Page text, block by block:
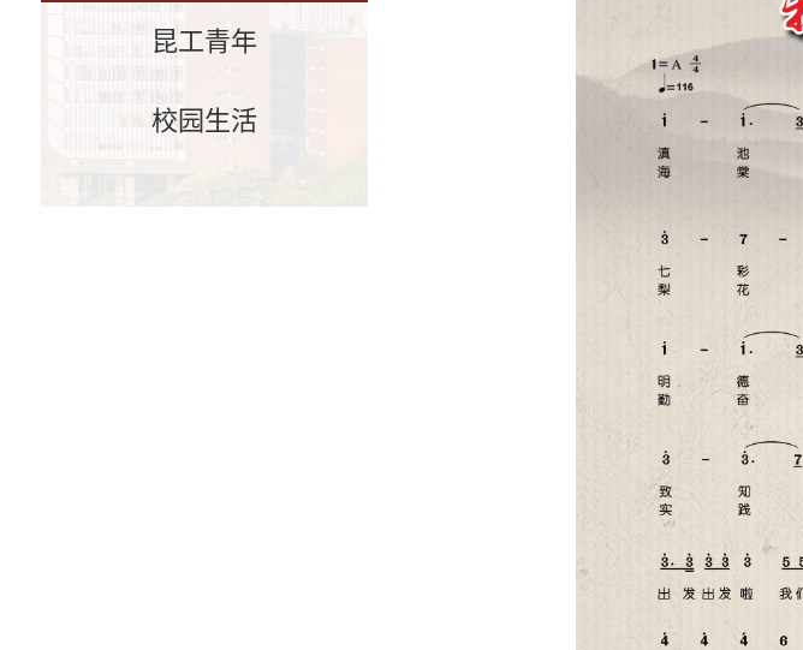
昆工青年
校园生活